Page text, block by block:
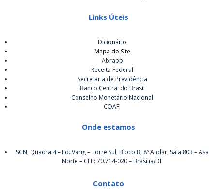
Links Úteis
Dicionário
Mapa do Site
Abrapp
Receita Federal
Secretaria de Previdência
Banco Central do Brasil
Conselho Monetário Nacional
COAFI
Onde estamos
SCN, Quadra 4 – Ed. Varig – Torre Sul, Bloco B, 8º Andar, Sala 803 – Asa
Norte – CEP: 70.714-020 – Brasília/DF
Contato